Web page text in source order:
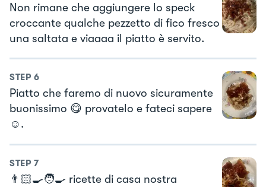
Non rimane che aggiungere lo speck
croccante qualche pezzetto di fico fresco
una saltata e viaaaa il piatto è servito.
STEP 6
Piatto che faremo di nuovo sicuramente
buonissimo 😋 provatelo e fateci sapere
☺️.
STEP 7
👨🏻‍🍳🧑‍🍳 ricette di casa nostra